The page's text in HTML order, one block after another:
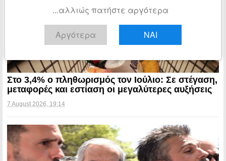
Στο 3,4% ο πληθωρισμός τον Ιούλιο: Σε στέγαση,
μεταφορές και εστίαση οι μεγαλύτερες αυξήσεις
7 August 2026, 19:14
...αλλιώς πατήστε αργότερα
Αργότερα ΝΑΙ